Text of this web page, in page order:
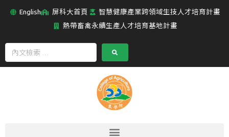
English 屏科大首頁
智慧健康產業跨領域生技人才培育計畫
熱帶畜禽永續生產人才培育基地計畫